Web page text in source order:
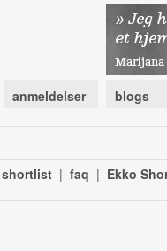
anmeldelser blogs
| faq | Ekko